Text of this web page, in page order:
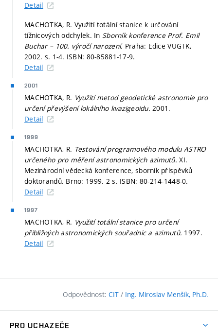
Detail
MACHOTKA, R. Využití totální stanice k určování
tížnicových odchylek. In Sborník konference Prof. Emil
Buchar – 100. výročí narození. Praha: Edice VUGTK,
2002. s. 1-4. ISBN: 80-85881-17-9.
Detail
2001
MACHOTKA, R. Využití metod geodetické astronomie pro
určení převýšení lokálního kvazigeoidu. 2001.
Detail
1999
MACHOTKA, R. Testování programového modulu ASTRO
určeného pro měření astronomických azimutů.XI.
Mezinárodní vědecká konference, sborník příspěvků
doktorandů. Brno: 1999. 2 s. ISBN: 80-214-1448-0.
Detail
1997
MACHOTKA, R. Využití totální stanice pro určení
přibližných astronomických souřadnic a azimutů. 1997.
Detail
Odpovědnost: CIT / Ing. Miroslav Menšík, Ph.D.
PRO UCHAZEČE